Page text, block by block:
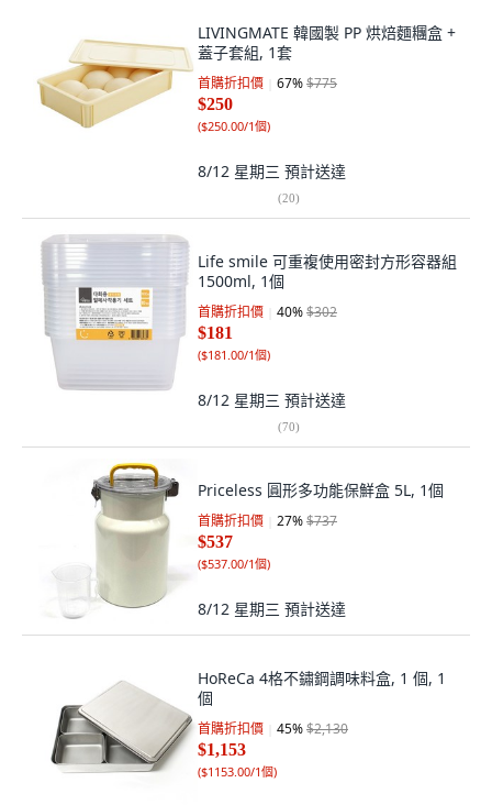
LIVINGMATE 韓國製 PP 烘焙麵糰盒 +
蓋子套組, 1套
首購折扣價 67%$775
$250
($250.00/1個)
8/12 星期三 預計送達
(20)
Life smile 可重複使用密封方形容器組
1500ml, 1個
首購折扣價 40%$302
$181
($181.00/1個)
8/12 星期三 預計送達
(70)
Priceless 圓形多功能保鮮盒 5L, 1個
首購折扣價 27%$737
$537
($537.00/1個)
8/12 星期三 預計送達
HoReCa 4格不鏽鋼調味料盒, 1 個, 1
個
首購折扣價 45%$2,130
$1,153
($1153.00/1個)